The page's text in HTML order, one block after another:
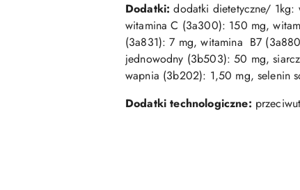
Dodatki: dodatki dietetyczne/
witamina C (3a300): 150 mg,
(3a831): 7 mg, witamina B7
jednowodny (3b503): 50 mg,
wapnia (3b202): 1,50 mg, selenin
Dodatki technologiczne: